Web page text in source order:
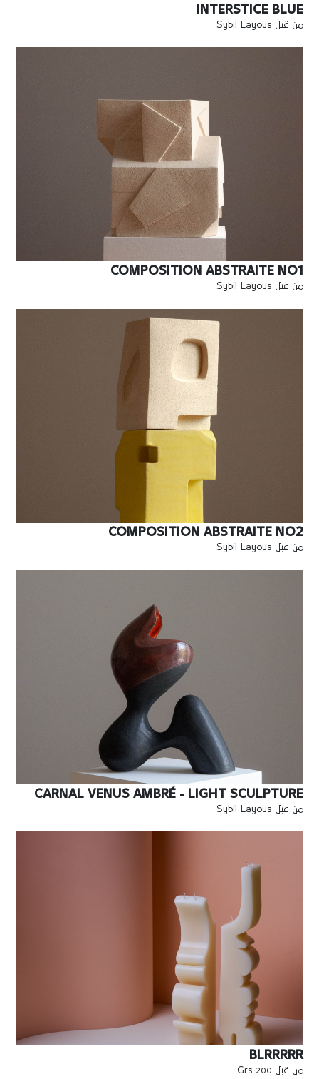
INTERSTICE BLUE
من قبل Sybil Layous
COMPOSITION ABSTRAITE NO1
من قبل Sybil Layous
COMPOSITION ABSTRAITE NO2
من قبل Sybil Layous
CARNAL VENUS AMBRÉ - LIGHT SCULPTURE
من قبل Sybil Layous
BLRRRRR
من قبل 200 Grs